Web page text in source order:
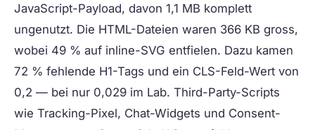
JavaScript-Payload, davon 1,1 MB komplett
ungenutzt. Die HTML-Dateien waren 366 KB gross,
wobei 49 % auf inline-SVG entfielen. Dazu kamen
72 % fehlende H1-Tags und ein CLS-Feld-Wert von
0,2 — bei nur 0,029 im Lab. Third-Party-Scripts
wie Tracking-Pixel, Chat-Widgets und Consent-